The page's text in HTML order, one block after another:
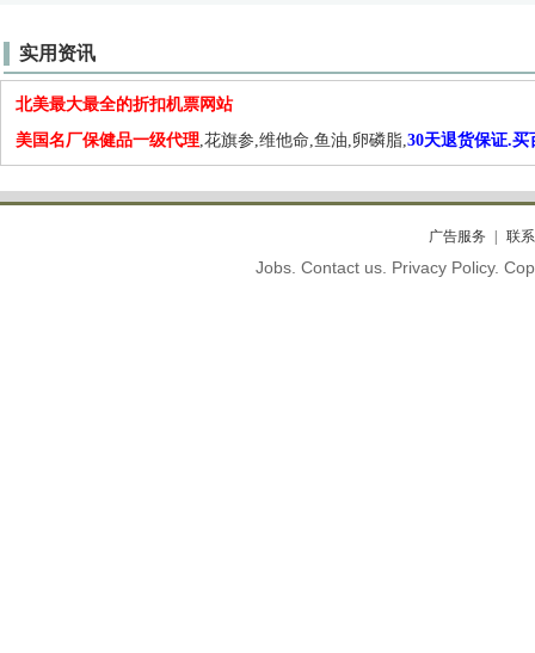
实用资讯
北美最大最全的折扣机票网站
美国名厂保健品一级代理,花旗参,维他命,鱼油,卵磷脂,30天退货保证.买
广告服务 联
Jobs. Contact us. Privacy Policy.